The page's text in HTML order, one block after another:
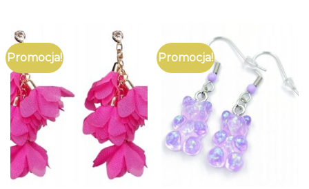
Promocja! Promocja!